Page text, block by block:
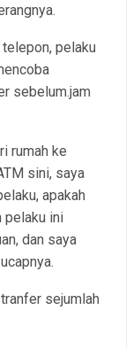
pelaku
sebelum.jam
rumah ke
sini, saya
apakah
pelaku ini
dan saya
sejumlah